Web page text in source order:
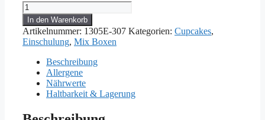
Cupcakes
zur
Einschulung
Menge
In den Warenkorb
Artikelnummer: 1305E-307 Kategorien: Cupcakes,
Einschulung, Mix Boxen
Beschreibung
Allergene
Nährwerte
Haltbarkeit & Lagerung